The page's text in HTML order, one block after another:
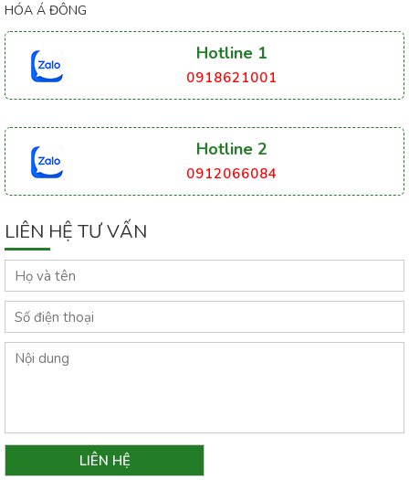
HÓA Á ĐÔNG
Hotline 1
0918621001
Hotline 2
0912066084
LIÊN HỆ TƯ VẤN